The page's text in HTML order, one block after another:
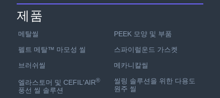
제품
메탈씰
펠트 메탈™ 마모성 씰
브러쉬씰
엘라스토머 및 CEFIL'AIR®
풍선 씰 솔루션
PEEK 모양 및 부품
스파이럴운드 가스켓
메카니칼씰
씰링 솔루션을 위한 다용도
원주 씰